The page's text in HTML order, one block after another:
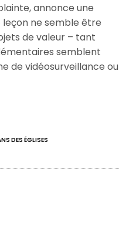
annonce une
leçon ne semble être
de valeur – tant
semblent
de vidéosurveillance ou
DES ÉGLISES